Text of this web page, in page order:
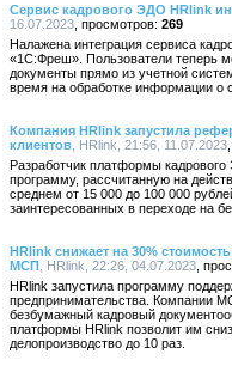
Сервис кадрового ЭДО HRlink
16.07.2023
269
Налажена интеграция сервиса
«1С:Фреш». Пользователи теперь
документы прямо из учетной
время на обработке информации о
Компания HRlink запустила
клиентов , HRlink, 21:56, 11.07.2023
Разработчик платформы
программу, рассчитанную на
среднем от 15 000 до 100 000
заинтересованных в переходе на
HRlink снижает на 30%
МСП , HRlink, 22:26, 04.07.2023
HRlink запустила программу
предпринимательства. Компании
безбумажный кадровый
платформы HRlink позволит им
делопроизводство до 10 раз.